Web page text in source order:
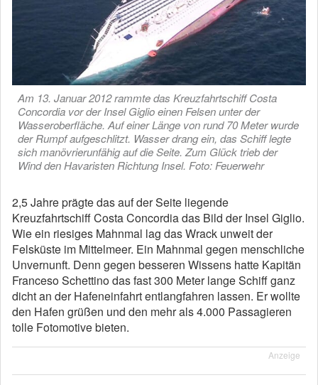
Am 13. Januar 2012 rammte das Kreuzfahrtschiff Costa
Concordia vor der Insel Giglio einen Felsen unter der
Wasseroberfläche. Auf einer Länge von rund 70 Meter wurde
der Rumpf aufgeschlitzt. Wasser drang ein, das Schiff legte
sich manövrierunfähig auf die Seite. Zum Glück trieb der
Wind den Havaristen Richtung Insel. Foto: Feuerwehr
2,5 Jahre prägte das auf der Seite liegende
Kreuzfahrtschiff Costa Concordia das Bild der Insel Giglio.
Wie ein riesiges Mahnmal lag das Wrack unweit der
Felsküste im Mittelmeer. Ein Mahnmal gegen menschliche
Unvernunft. Denn gegen besseren Wissens hatte Kapitän
Franceso Schettino das fast 300 Meter lange Schiff ganz
dicht an der Hafeneinfahrt entlangfahren lassen. Er wollte
den Hafen grüßen und den mehr als 4.000 Passagieren
tolle Fotomotive bieten.
Anzeige